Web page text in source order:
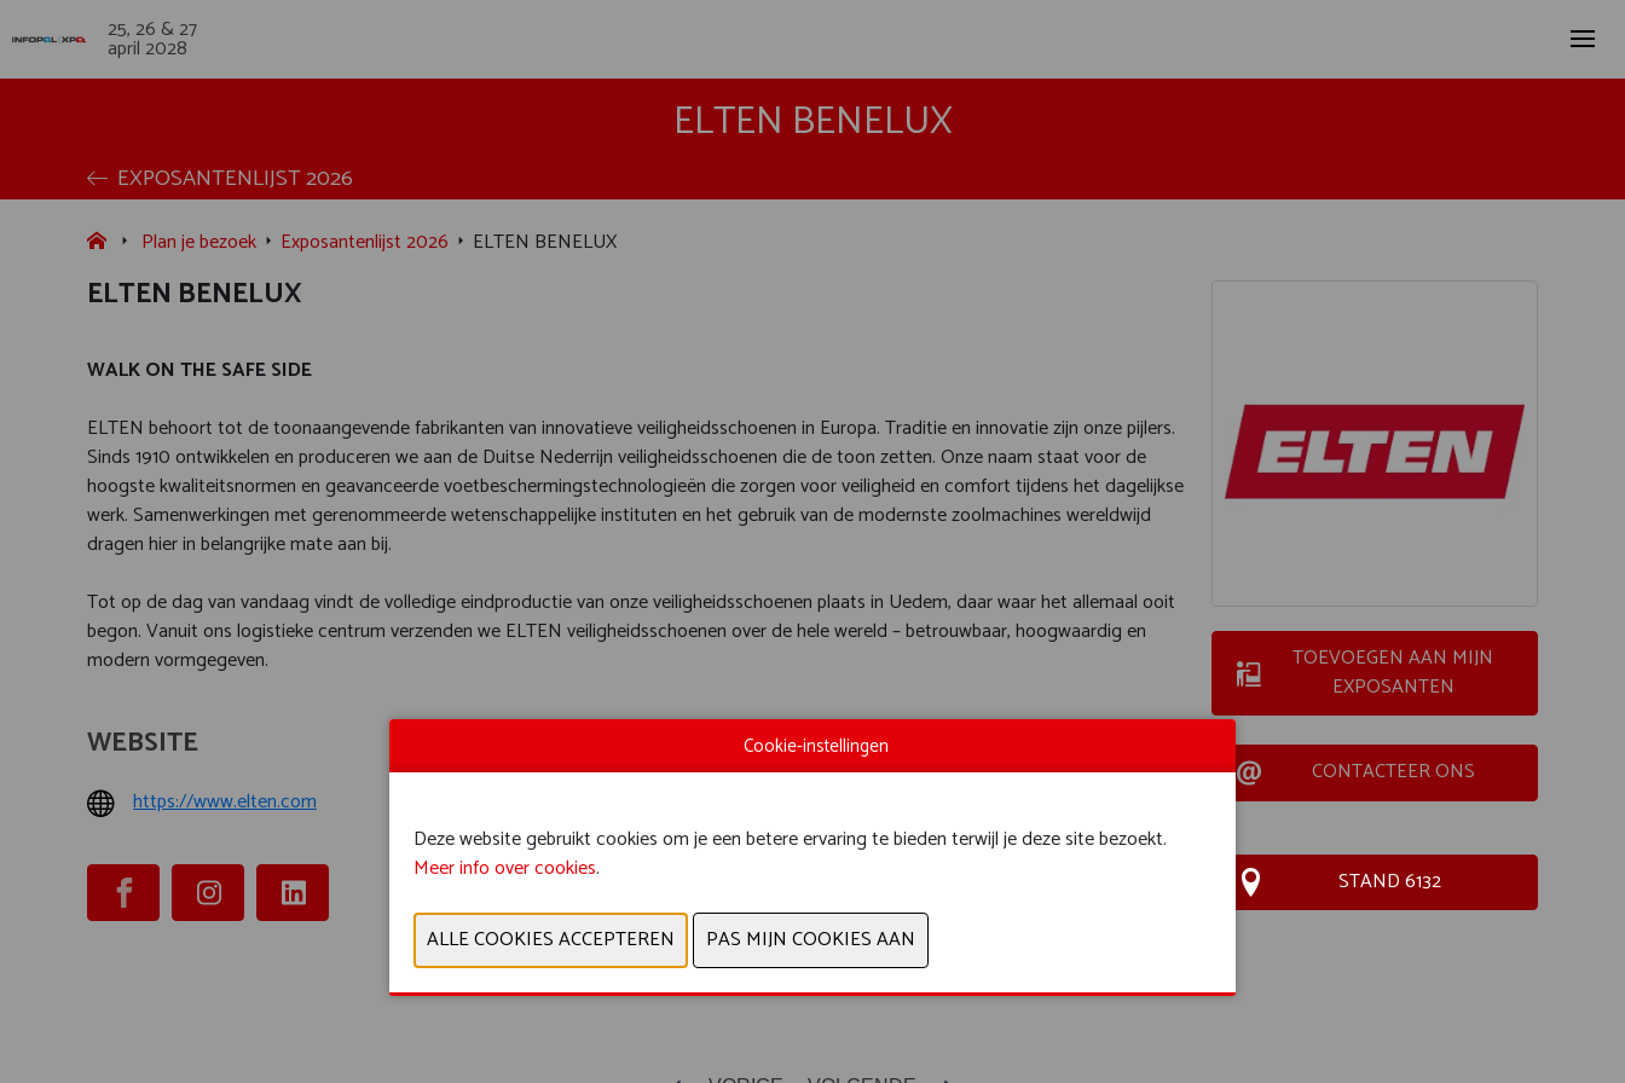
25, 26 & 27
april 2028
ELTEN BENELUX
EXPOSANTENLIJST 2026
Plan je bezoek Exposantenlijst 2026 ELTEN BENELUX
ELTEN BENELUX
TOEVOEGEN AAN MIJN
EXPOSANTEN
CONTACTEER ONS
STAND 6132
WALK ON THE SAFE SIDE
ELTEN behoort tot de toonaangevende fabrikanten van innovatieve veiligheidsschoenen in Europa. Traditie en innovatie zijn onze pijlers.
Sinds 1910 ontwikkelen en produceren we aan de Duitse Nederrijn veiligheidsschoenen die de toon zetten. Onze naam staat voor de
hoogste kwaliteitsnormen en geavanceerde voetbeschermingstechnologieën die zorgen voor veiligheid en comfort tijdens het dagelijkse
werk. Samenwerkingen met gerenommeerde wetenschappelijke instituten en het gebruik van de modernste zoolmachines wereldwijd
dragen hier in belangrijke mate aan bij.
Tot op de dag van vandaag vindt de volledige eindproductie van onze veiligheidsschoenen plaats in Uedem, daar waar het allemaal ooit
begon. Vanuit ons logistieke centrum verzenden we ELTEN veiligheidsschoenen over de hele wereld – betrouwbaar, hoogwaardig en
modern vormgegeven.
WEBSITE
https://www.elten.com
kledij
Cookie-instellingen
Deze website gebruikt cookies om je een betere ervaring te bieden terwijl je deze site bezoekt.
Meer info over cookies.